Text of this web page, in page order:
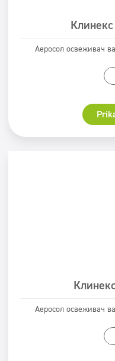
Аеросол освеживач
Аеросол освеживач